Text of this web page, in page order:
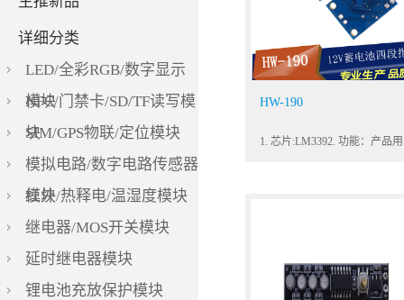
详细分类
LED/全彩RGB/数字显示
模块
NFC/门禁卡/SD/TF读写模
块
SIM/GPS物联/定位模块
模拟电路/数字电路传感器
模块
红外/热释电/温湿度模块
继电器/MOS开关模块
延时继电器模块
锂电池充放保护模块
HW-190